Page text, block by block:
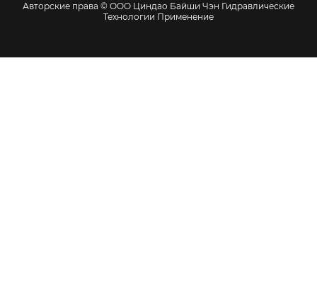
Авторские права © ООО Циндао Байши Чэн Гидравлические
Технологии Применение